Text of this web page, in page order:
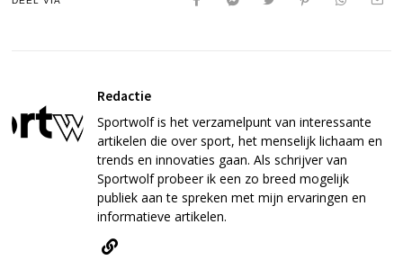
Redactie
Sportwolf is het verzamelpunt van interessante
artikelen die over sport, het menselijk lichaam en
trends en innovaties gaan. Als schrijver van
Sportwolf probeer ik een zo breed mogelijk
publiek aan te spreken met mijn ervaringen en
informatieve artikelen.